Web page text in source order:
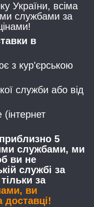
України, всіма
службами за
в
з кур'єрською
служби або від
5
службами, ми
ви не
службі за
за
ви
доставці!